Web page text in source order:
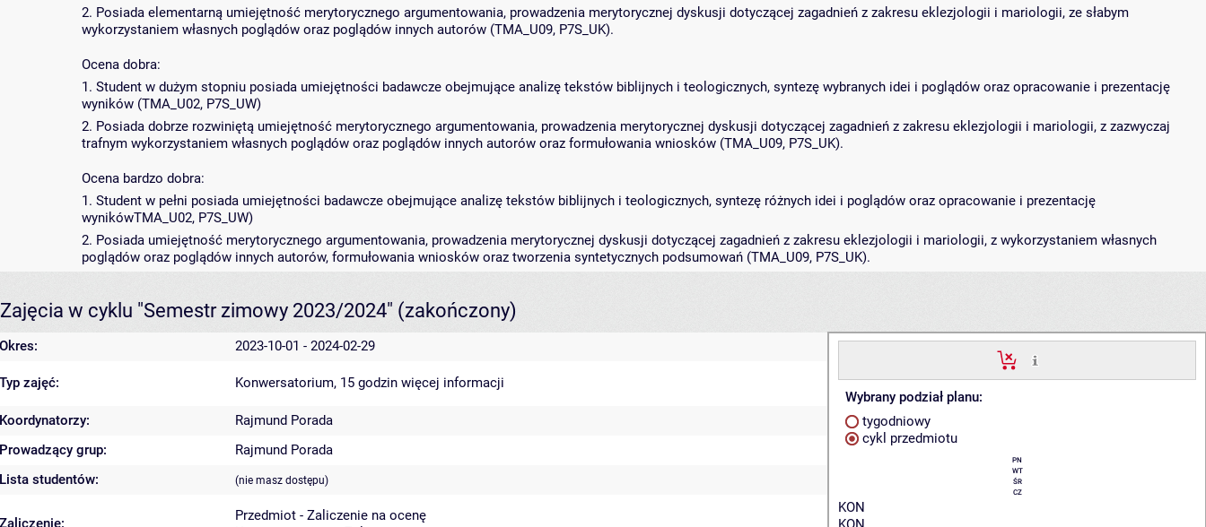
2. Posiada elementarną umiejętność merytorycznego argumentowania, prowadzenia merytorycznej dyskusji dotyczącej zagadnień z zakresu eklezjologii i mariologii, ze słabym
wykorzystaniem własnych poglądów oraz poglądów innych autorów (TMA_U09, P7S_UK).
Ocena dobra:
1. Student w dużym stopniu posiada umiejętności badawcze obejmujące analizę tekstów biblijnych i teologicznych, syntezę wybranych idei i poglądów oraz opracowanie i prezentację
wyników (TMA_U02, P7S_UW)
2. Posiada dobrze rozwiniętą umiejętność merytorycznego argumentowania, prowadzenia merytorycznej dyskusji dotyczącej zagadnień z zakresu eklezjologii i mariologii, z zazwyczaj
trafnym wykorzystaniem własnych poglądów oraz poglądów innych autorów oraz formułowania wniosków (TMA_U09, P7S_UK).
Ocena bardzo dobra:
1. Student w pełni posiada umiejętności badawcze obejmujące analizę tekstów biblijnych i teologicznych, syntezę różnych idei i poglądów oraz opracowanie i prezentację
wynikówTMA_U02, P7S_UW)
2. Posiada umiejętność merytorycznego argumentowania, prowadzenia merytorycznej dyskusji dotyczącej zagadnień z zakresu eklezjologii i mariologii, z wykorzystaniem własnych
poglądów oraz poglądów innych autorów, formułowania wniosków oraz tworzenia syntetycznych podsumowań (TMA_U09, P7S_UK).
Zajęcia w cyklu "Semestr zimowy 2023/2024" (zakończony)
Okres: 2023-10-01 - 2024-02-29
Wybrany podział planu:
tygodniowy
cykl przedmiotu
PN
WT
ŚR
CZ
KON
Typ zajęć: Konwersatorium, 15 godzin więcej informacji
Koordynatorzy:
Rajmund Porada
Prowadzący grup:
Rajmund Porada
Lista studentów:
(nie masz dostępu)
Zaliczenie:
Przedmiot - Zaliczenie na ocenę